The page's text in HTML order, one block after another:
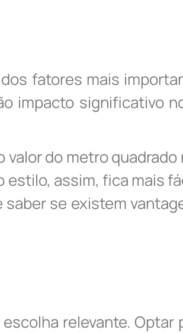
fatores mais
impacto significativo
valor do metro
estilo, assim, fica mais
saber se existem
relevante.